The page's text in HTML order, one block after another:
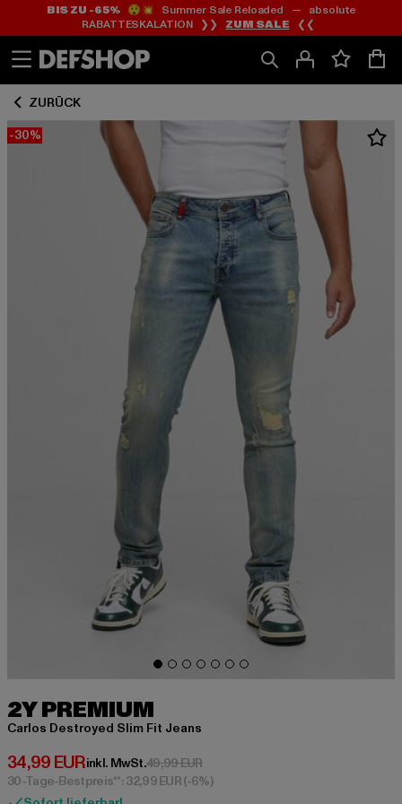
Zum
Inhalt
springen
Zum
Fußzeile
springen
BIS ZU -65%😲💥 Summer Sale Reloaded — absolute
RABATTESKALATION ❯❯ ZUM SALE ❮❮
ZURÜCK
-30%
2Y PREMIUM
Carlos Destroyed Slim Fit Jeans
34,99 EUR
Derzeitiger Preis: 34,99 EUR
inkl. MwSt.49,99 EURAktionspreis: 49,99 EUR
30-Tage-Bestpreis**: 32,99 EUR(-6%)